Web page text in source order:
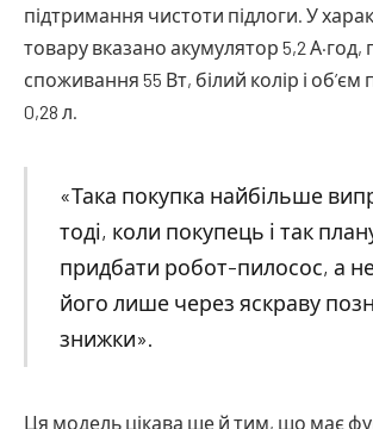
підтримання чистоти підлоги. У
товару вказано акумулятор 5,2 А·год,
споживання 55 Вт, білий колір і об’єм
0,28 л.
«Така покупка найбільше
тоді, коли покупець і так
придбати робот-пилосос, а
його лише через яскраву
знижки».
Ця модель цікава ще й тим, що має